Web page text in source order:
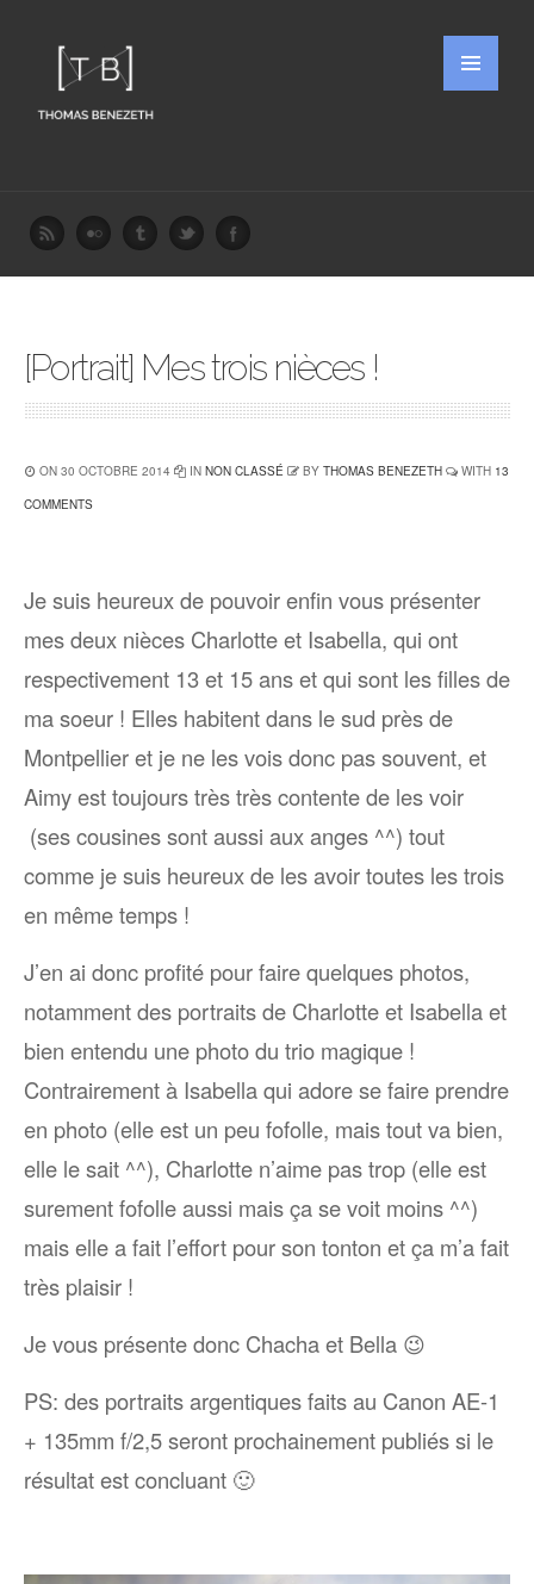
[Portrait] Mes trois nièces !
ON 30 OCTOBRE 2014 IN NON CLASSÉ BY THOMAS BENEZETH WITH 13
COMMENTS
Je suis heureux de pouvoir enfin vous présenter
mes deux nièces Charlotte et Isabella, qui ont
respectivement 13 et 15 ans et qui sont les filles de
ma soeur ! Elles habitent dans le sud près de
Montpellier et je ne les vois donc pas souvent, et
Aimy est toujours très très contente de les voir
(ses cousines sont aussi aux anges ^^) tout
comme je suis heureux de les avoir toutes les trois
en même temps !
J’en ai donc profité pour faire quelques photos,
notamment des portraits de Charlotte et Isabella et
bien entendu une photo du trio magique !
Contrairement à Isabella qui adore se faire prendre
en photo (elle est un peu fofolle, mais tout va bien,
elle le sait ^^), Charlotte n’aime pas trop (elle est
surement fofolle aussi mais ça se voit moins ^^)
mais elle a fait l’effort pour son tonton et ça m’a fait
très plaisir !
Je vous présente donc Chacha et Bella 😉
PS: des portraits argentiques faits au Canon AE-1
+ 135mm f/2,5 seront prochainement publiés si le
résultat est concluant 🙂